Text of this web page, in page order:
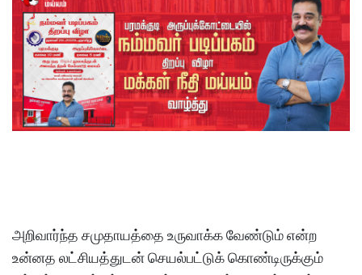
அறிவார்ந்த சமுதாயத்தை உருவாக்க வேண்டும் என்ற
உன்னத லட்சியத்துடன் செயல்பட்டுக் கொண்டிருக்கும்